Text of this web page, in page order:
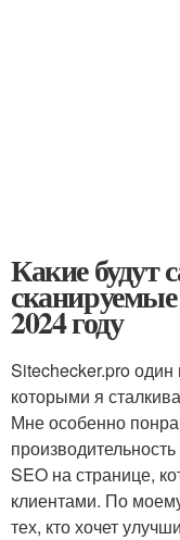
Какие будут
2024 году
Sitechecker.pro один
которыми я
Мне особенно
SEO на странице,
клиентами. По
тех, кто хочет